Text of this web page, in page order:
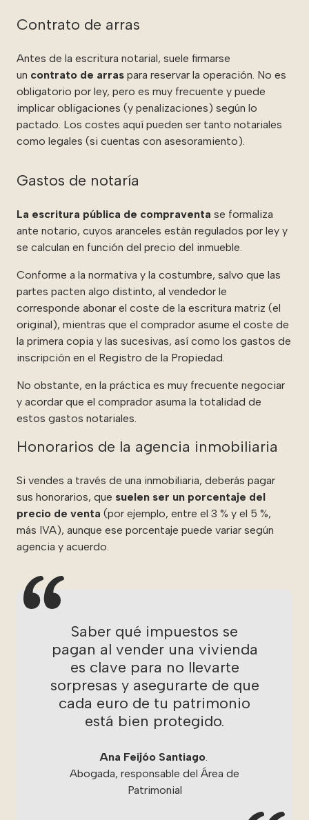
Contrato de arras
Antes de la escritura notarial, suele firmarse
un contrato de arras para reservar la operación. No es
obligatorio por ley, pero es muy frecuente y puede
implicar obligaciones (y penalizaciones) según lo
pactado. Los costes aquí pueden ser tanto notariales
como legales (si cuentas con asesoramiento).
Gastos de notaría
La escritura pública de compraventa se formaliza
ante notario, cuyos aranceles están regulados por ley y
se calculan en función del precio del inmueble.
Conforme a la normativa y la costumbre, salvo que las
partes pacten algo distinto, al vendedor le
corresponde abonar el coste de la escritura matriz (el
original), mientras que el comprador asume el coste de
la primera copia y las sucesivas, así como los gastos de
inscripción en el Registro de la Propiedad.
No obstante, en la práctica es muy frecuente negociar
y acordar que el comprador asuma la totalidad de
estos gastos notariales.
Honorarios de la agencia inmobiliaria
Si vendes a través de una inmobiliaria, deberás pagar
sus honorarios, que suelen ser un porcentaje del
precio de venta (por ejemplo, entre el 3 % y el 5 %,
más IVA), aunque ese porcentaje puede variar según
agencia y acuerdo.
Saber qué impuestos se
pagan al vender una vivienda
es clave para no llevarte
sorpresas y asegurarte de que
cada euro de tu patrimonio
está bien protegido.
Ana Feijóo Santiago.
Abogada, responsable del Área de
Patrimonial